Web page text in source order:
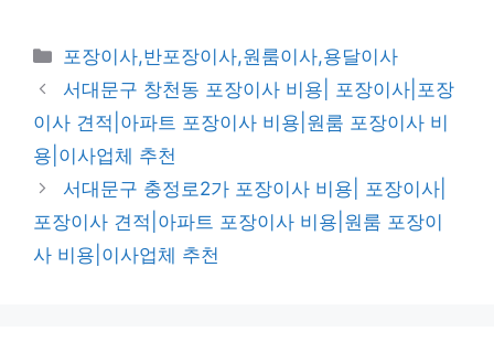
카
테
리
포장이사,반포장이사,원룸이사,용달이사
서대문구 창천동 포장이사 비용| 포장이사|포장
이사 견적|아파트 포장이사 비용|원룸 포장이사 비
용|이사업체 추천
서대문구 충정로2가 포장이사 비용| 포장이사|
포장이사 견적|아파트 포장이사 비용|원룸 포장이
사 비용|이사업체 추천